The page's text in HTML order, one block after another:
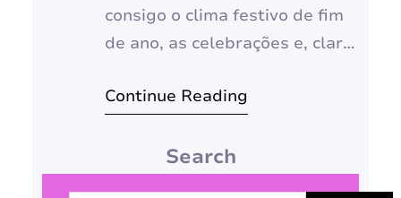
consigo o clima festivo de fim
de ano, as celebrações e, claro,
E para quem ama estar por
melhor do que começar pelas
Continue Reading
Search